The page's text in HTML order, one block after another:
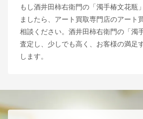
もし酒井田柿右衛門の「濁手椿文花瓶
ましたら、アート買取専門店のアート
相談ください。酒井田柿右衛門の「濁
査定し、少しでも高く、お客様の満足
します。